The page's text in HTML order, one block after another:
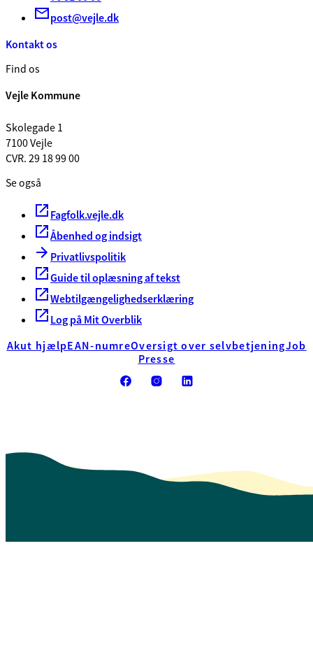
post@vejle.dk
Kontakt os
Find os
Vejle Kommune
Skolegade 1
7100 Vejle
CVR. 29 18 99 00
Se også
Fagfolk.vejle.dk
Åbenhed og indsigt
Privatlivspolitik
Guide til oplæsning af tekst
Webtilgængelighedserklæring
Log på Mit Overblik
Akut hjælpEAN-numreOversigt over selvbetjeningJob
Presse